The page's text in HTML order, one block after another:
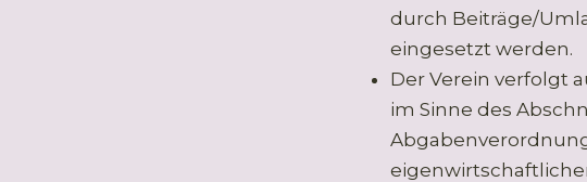
durch Beiträge/
eingesetzt werden.
Der Verein verfolgt
im Sinne des